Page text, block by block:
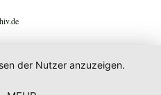
der Nutzer anzuzeigen.